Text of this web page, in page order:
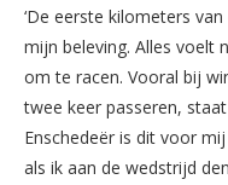
‘De eerste kilometers
mijn beleving. Alles voelt
om te racen. Vooral bij
twee keer passeren,
Enschedeër is dit voor
als ik aan de wedstrijd